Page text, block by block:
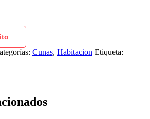
Cunas, Habitacion Etiqueta: